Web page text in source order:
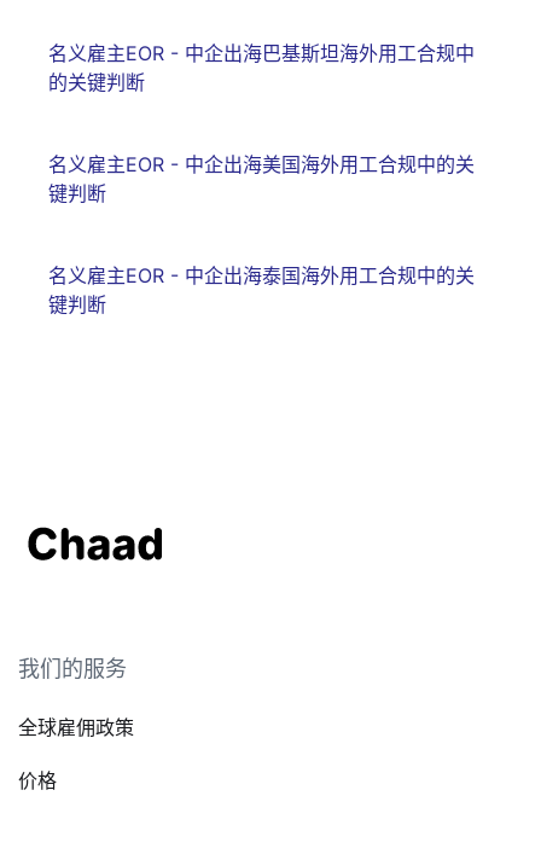
名义雇主EOR - 中企出海巴基斯坦海外用工合规中
的关键判断
名义雇主EOR - 中企出海美国海外用工合规中的关
键判断
名义雇主EOR - 中企出海泰国海外用工合规中的关
键判断
我们的服务
全球雇佣政策
价格